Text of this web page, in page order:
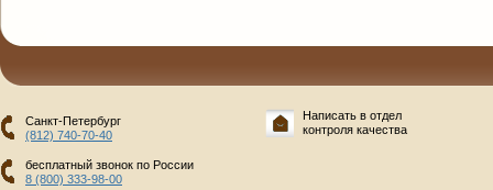
Санкт-Петербург
(812) 740-70-40
бесплатный звонок по России
8 (800) 333-98-00
Написать в отдел
контроля качества